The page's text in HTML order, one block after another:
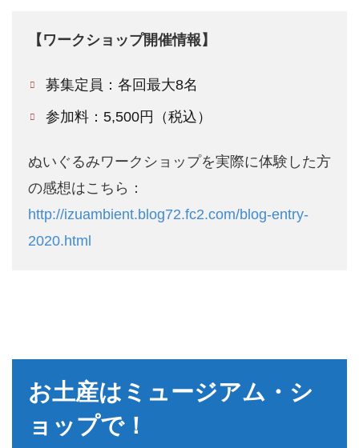
【ワークショップ開催情報】
募集定員：各回最大8名
参加料：5,500円（税込）
ぬいぐるみワークショップを実際に体験した方
の感想はこちら：
http://izuambient.blog72.fc2.com/blog-entry-
2020.html
お土産はミュージアム・シ
ョップで！